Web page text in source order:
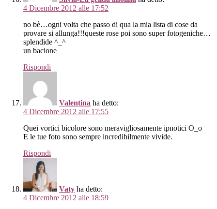
4 Dicembre 2012 alle 17:52
no bè…ogni volta che passo di qua la mia lista di cose da
provare si allunga!!!queste rose poi sono super fotogeniche…
splendide ^_^
un bacione
Rispondi
Valentina ha detto:
4 Dicembre 2012 alle 17:55
Quei vortici bicolore sono meravigliosamente ipnotici O_o
E le tue foto sono sempre incredibilmente vivide.
Rispondi
Vaty ha detto:
4 Dicembre 2012 alle 18:59